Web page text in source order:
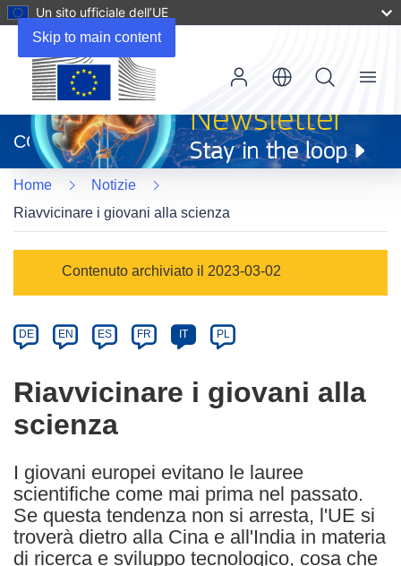
Skip to main content
Un sito ufficiale dell’UE
apre
in
una
nuova
finestra)
CORDIS
Menu
Home
Notizie
Riavvicinare i giovani alla scienza
Category
Contenuto archiviato il 2023-03-02
Article
available
the
following
languages:
DE EN ES FR IT PL
Riavvicinare i giovani alla
scienza
I giovani europei evitano le lauree
scientifiche come mai prima nel passato.
Se questa tendenza non si arresta, l'UE si
troverà dietro alla Cina e all'India in materia
di ricerca e sviluppo tecnologico, cosa che